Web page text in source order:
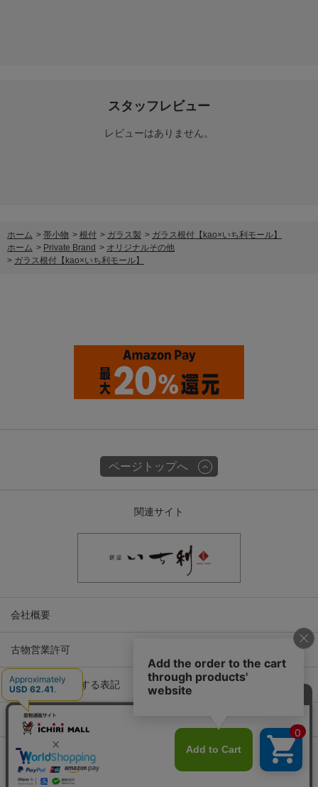
スタッフレビュー
レビューはありません。
ホーム > 帯小物 > 根付 > ガラス製 > ガラス根付【kao×いち利モール】
ホーム > Private Brand > オリジナルその他
> ガラス根付【kao×いち利モール】
ページトップへ
関連サイト
会社概要
古物営業許可
特定商取引に関する表記
プライバシーポリシー